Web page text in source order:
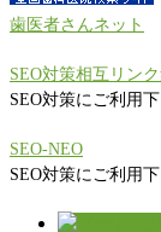
歯医者さんネット
SEO対策相互リン
SEO対策にご利用
SEO-NEO
SEO対策にご利用